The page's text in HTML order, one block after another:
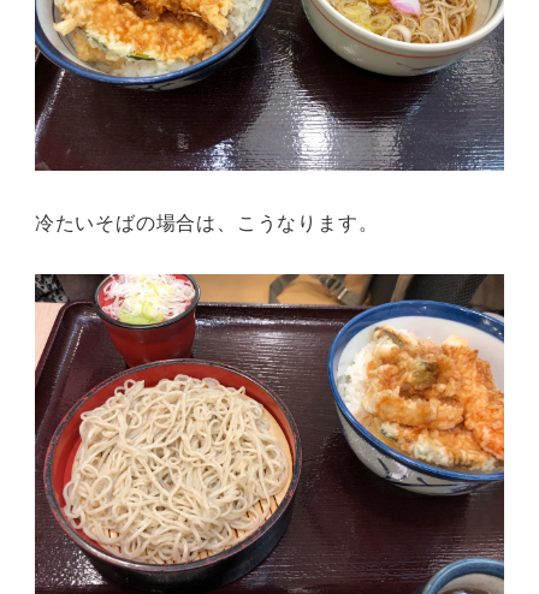
冷たいそばの場合は、こうなります。